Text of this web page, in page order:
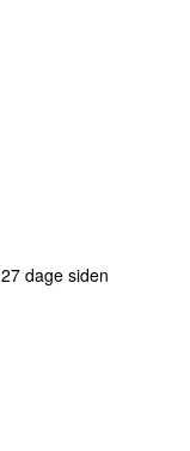
27 dage siden